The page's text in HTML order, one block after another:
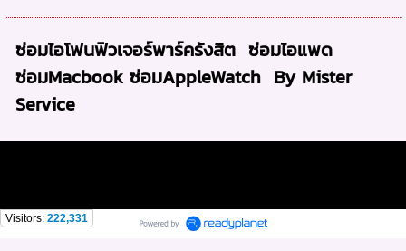
ซ่อมไอโฟนฟิวเจอร์พาร์ครังสิต ซ่อมไอแพด
ซ่อมMacbook ซ่อมAppleWatch By Mister
Service
Visitors: 222,331